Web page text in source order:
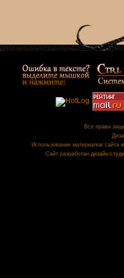
Все права
Использование материалов сайта
Сайт разработан дизайн-